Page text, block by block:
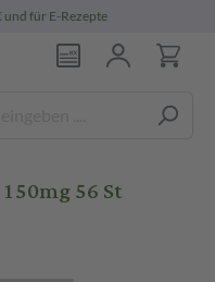
und für E-Rezepte
56 St